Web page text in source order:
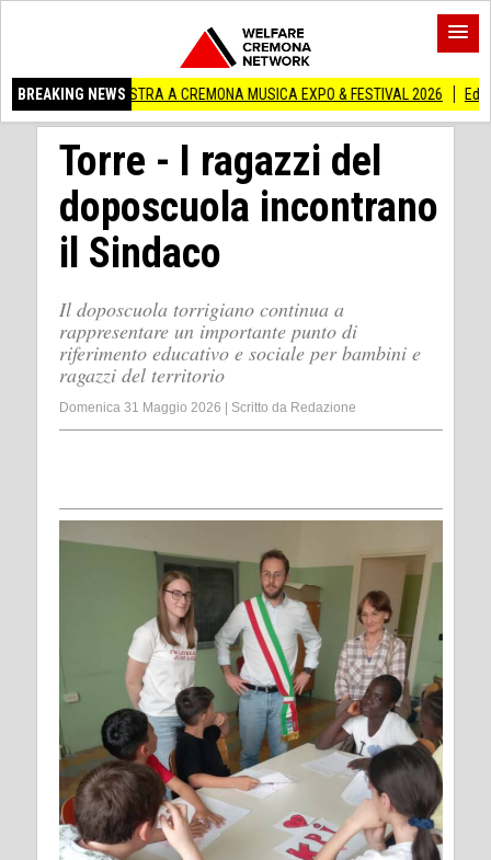
BREAKING NEWS
MOSTRA A CREMONA MUSICA EXPO & FESTIVAL 2026 Edilizia lombarda,
Torre - I ragazzi del
doposcuola incontrano
il Sindaco
Il doposcuola torrigiano continua a
rappresentare un importante punto di
riferimento educativo e sociale per bambini e
ragazzi del territorio
Domenica 31 Maggio 2026 Scritto da Redazione